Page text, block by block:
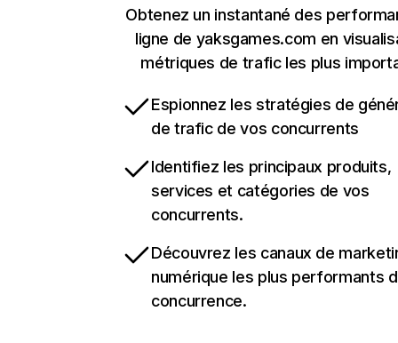
Obtenez un instantané des
ligne de yaksgames.com en
métriques de trafic les plus
Espionnez les stratégies de
de trafic de vos concurrents
Identifiez les principaux produits,
services et catégories de vos
concurrents.
Découvrez les canaux de
numérique les plus performants
concurrence.